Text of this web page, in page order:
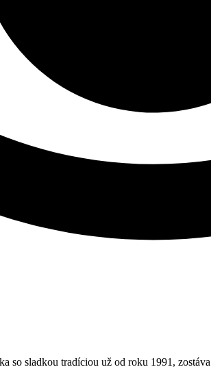
so sladkou tradíciou už od roku 1991,